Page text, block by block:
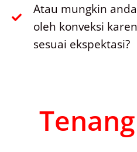
Atau mungkin
oleh konveksi
sesuai ekspektasi?